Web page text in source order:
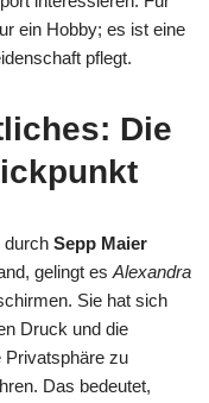
ein Hobby; es ist eine
pflegt.
Die
durch Sepp Maier
gelingt es Alexandra
Sie hat sich
Druck und die
zu
Das bedeutet,